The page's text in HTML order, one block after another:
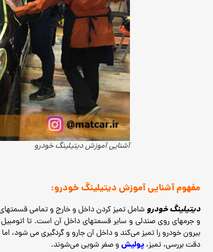
آشنایی آموزش دیتیلینگ خودرو
مفهوم آشنایی آموزش دیتیلینگ خودرو:
دیتیلینگ خودرو شامل تمیز کردن داخل و خارج و تمامی
و جرمهای روی صندلی و سایر قسمتهای داخل آن است. تا
بیرون خودرو را تمیز می‌کند و داخل آن جارو و گردگیری می شود،
دقت بررسی، تمیز، پولیش و صفر شویی می‌شوند.